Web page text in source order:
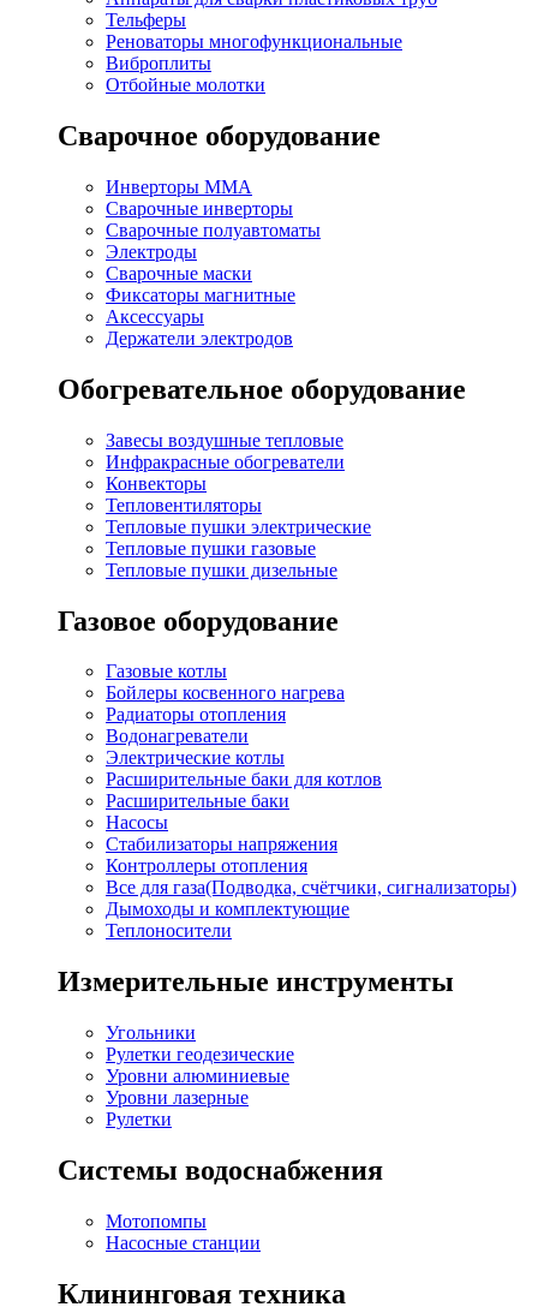
Тельферы
Реноваторы многофункциональные
Виброплиты
Отбойные молотки
Сварочное оборудование
Инверторы MMA
Сварочные инверторы
Сварочные полуавтоматы
Электроды
Сварочные маски
Фиксаторы магнитные
Аксессуары
Держатели электродов
Обогревательное оборудование
Завесы воздушные тепловые
Инфракрасные обогреватели
Конвекторы
Тепловентиляторы
Тепловые пушки электрические
Тепловые пушки газовые
Тепловые пушки дизельные
Газовое оборудование
Газовые котлы
Бойлеры косвенного нагрева
Радиаторы отопления
Водонагреватели
Электрические котлы
Расширительные баки для котлов
Расширительные баки
Насосы
Стабилизаторы напряжения
Контроллеры отопления
Все для газа(Подводка, счётчики, сигнализаторы)
Дымоходы и комплектующие
Теплоносители
Измерительные инструменты
Угольники
Рулетки геодезические
Уровни алюминиевые
Уровни лазерные
Рулетки
Системы водоснабжения
Мотопомпы
Насосные станции
Клининговая техника